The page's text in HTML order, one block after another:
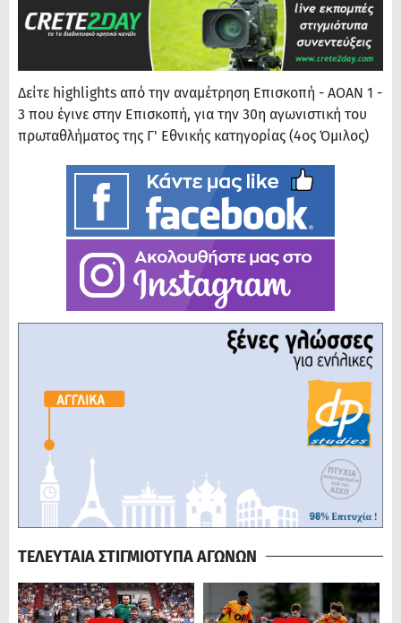
Δείτε highlights από την αναμέτρηση Επισκοπή - ΑΟΑΝ 1 -
3 που έγινε στην Επισκοπή, για την 30η αγωνιστική του
πρωταθλήματος της Γ' Εθνικής κατηγορίας (4ος Όμιλος)
ΤΕΛΕΥΤΑΙΑ ΣΤΙΓΜΙΟΤΥΠΑ ΑΓΩΝΩΝ